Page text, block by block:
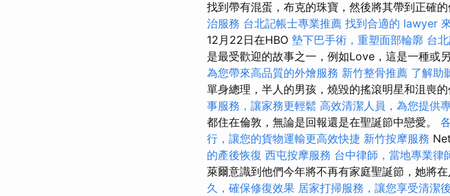
找到帶有混蛋，布克的珠寶，然後將其帶到正確的
治服務 台北記帳士專業推薦 找到合適的 lawyer
12月22日在HBO 墊下巴手術，重塑面部輪廓 台
是最受歡迎的故事之一，例如Love，這是一種或
為您帶來高品質的外燴服務 新竹整骨推薦 了解助
單身總理，半人的男孩，燒毀的搖滾明星和沮喪的
事服務，讓家務更輕鬆 高效清潔人員，為您提供
都住在倫敦，無論是回報還是在聖誕節中戀愛。
行，讓您的貨物運輸更高效快捷 新竹按摩服務
的產後恢復 西屯按摩服務 台中律師，當地專業律
萊爾意識到他們今年將不再有家庭聖誕節，她將在
久，確保修復效果 居家打掃服務，讓您享受清潔